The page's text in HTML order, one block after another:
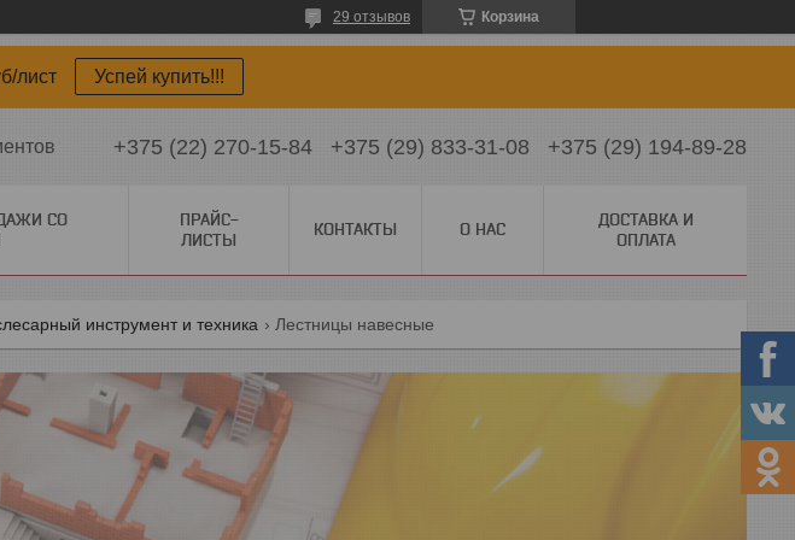
Корзина
29 отзывов
лист Успей купить!!!
+375 (22) 270-15-84 +375 (29) 833-31-08 +375 (29) 194-89-28
СО
ПРАЙС-
ЛИСТЫ
КОНТАКТЫ О НАС
ДОСТАВКА И
ОПЛАТА
инструмент и техника Лестницы навесные